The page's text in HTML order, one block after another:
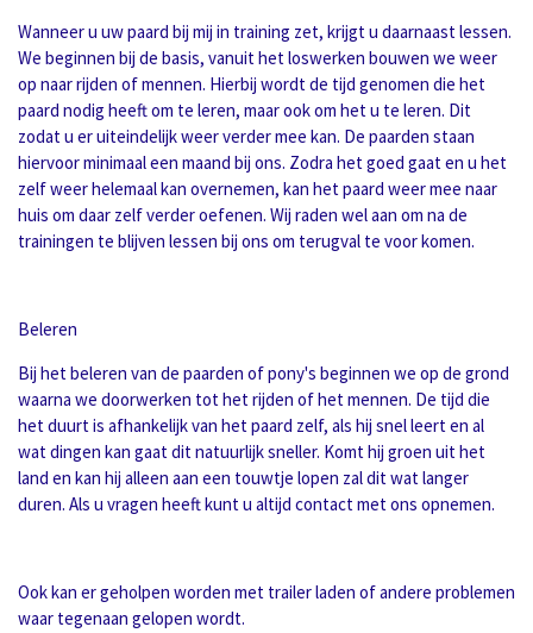
Wanneer u uw paard bij mij in training zet, krijgt u daarnaast lessen.
We beginnen bij de basis, vanuit het loswerken bouwen we weer
op naar rijden of mennen. Hierbij wordt de tijd genomen die het
paard nodig heeft om te leren, maar ook om het u te leren. Dit
zodat u er uiteindelijk weer verder mee kan. De paarden staan
hiervoor minimaal een maand bij ons. Zodra het goed gaat en u het
zelf weer helemaal kan overnemen, kan het paard weer mee naar
huis om daar zelf verder oefenen. Wij raden wel aan om na de
trainingen te blijven lessen bij ons om terugval te voor komen.
Beleren
Bij het beleren van de paarden of pony's beginnen we op de grond
waarna we doorwerken tot het rijden of het mennen. De tijd die
het duurt is afhankelijk van het paard zelf, als hij snel leert en al
wat dingen kan gaat dit natuurlijk sneller. Komt hij groen uit het
land en kan hij alleen aan een touwtje lopen zal dit wat langer
duren. Als u vragen heeft kunt u altijd contact met ons opnemen.
Ook kan er geholpen worden met trailer laden of andere problemen
waar tegenaan gelopen wordt.